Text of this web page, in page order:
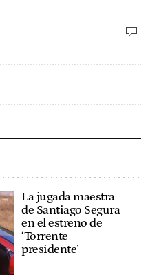
La jugada maestra
de Santiago Segura
en el estreno de
‘Torrente
presidente’